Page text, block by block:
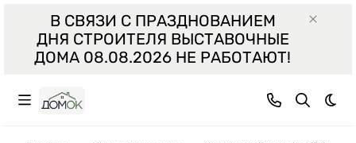
В СВЯЗИ С ПРАЗДНОВАНИЕМ
ДНЯ СТРОИТЕЛЯ ВЫСТАВОЧНЫЕ
ДОМА 08.08.2026 НЕ РАБОТАЮТ!